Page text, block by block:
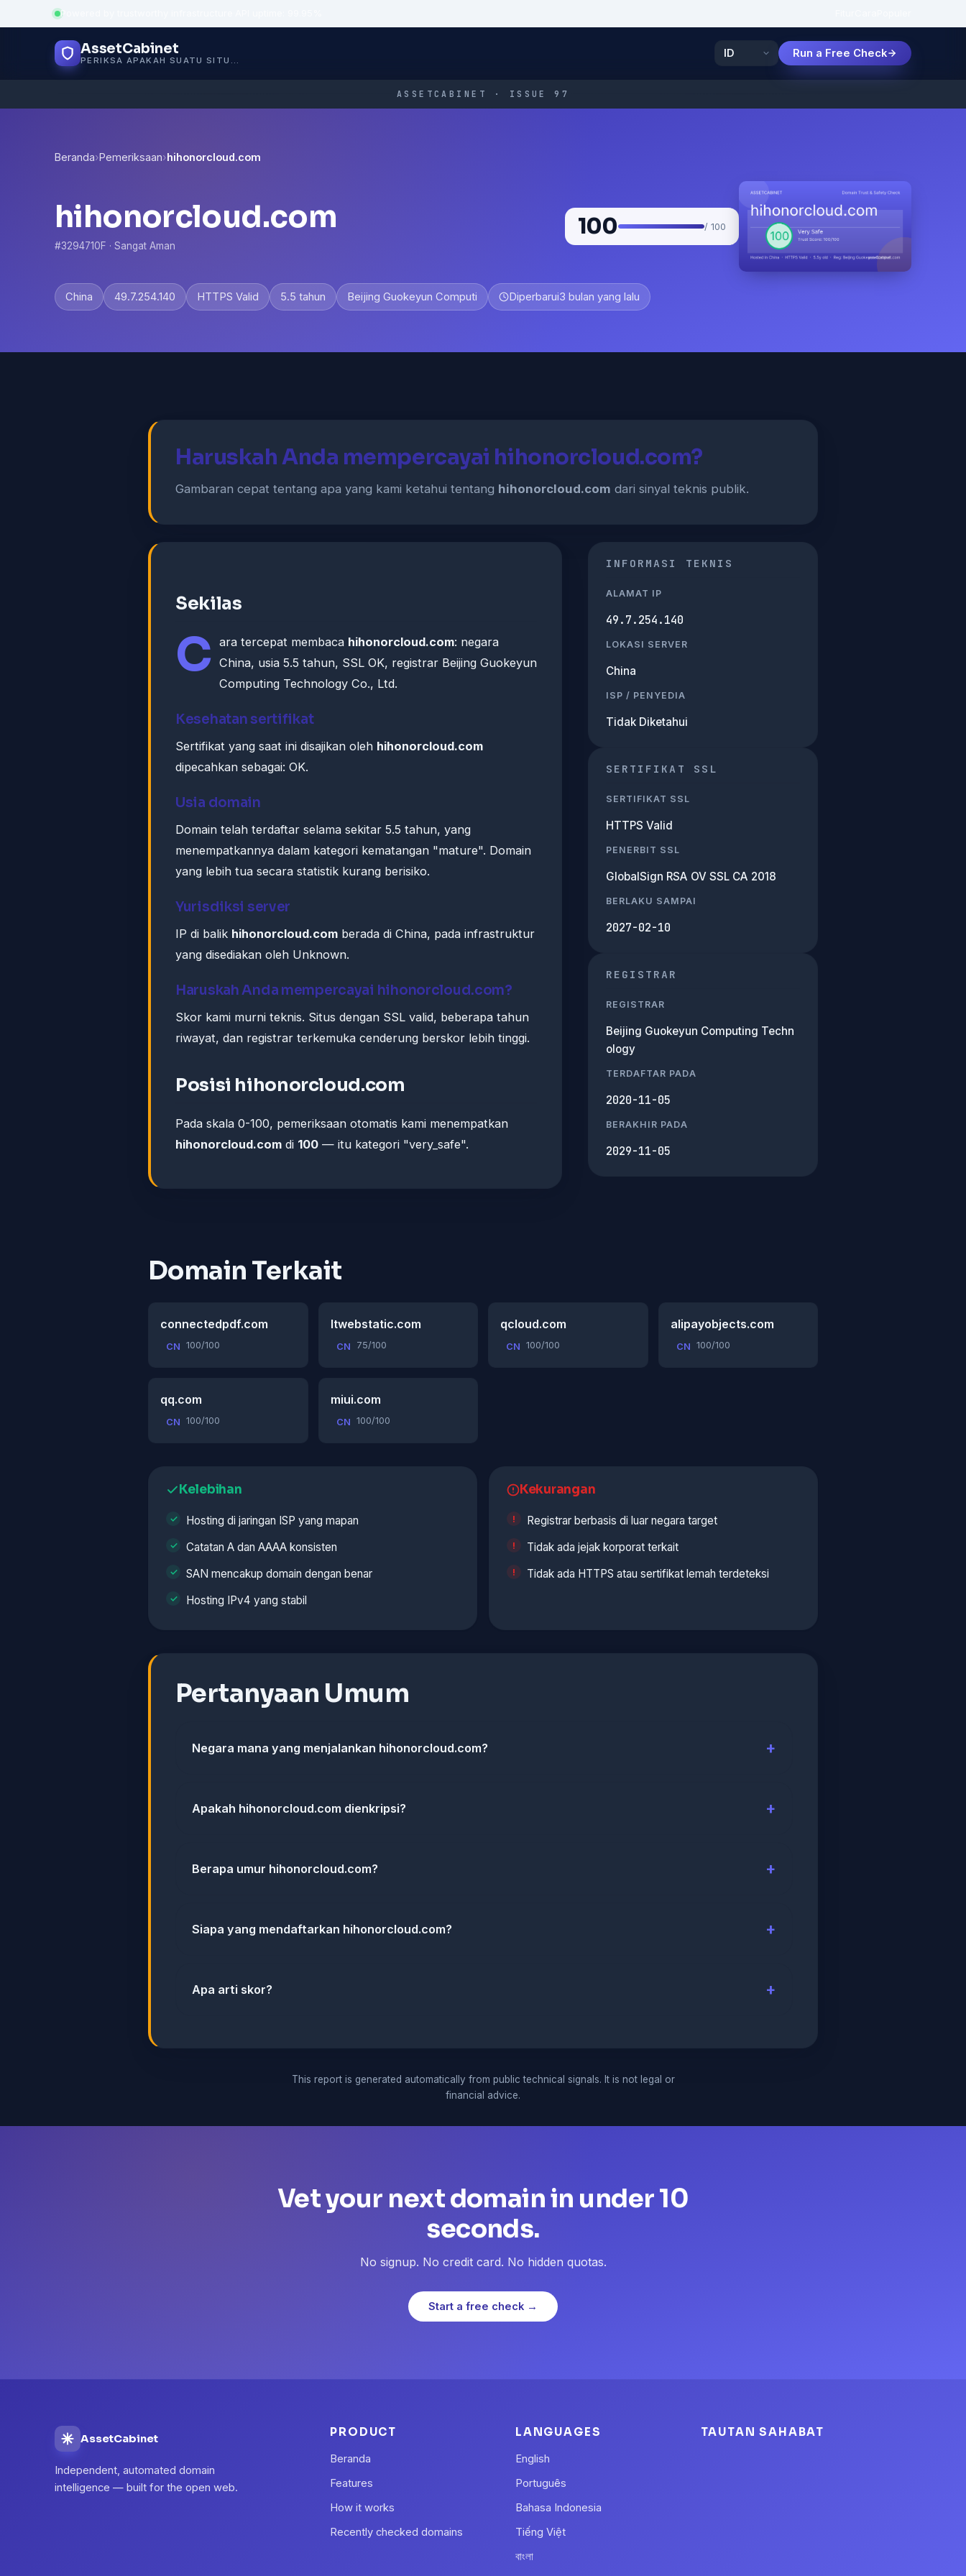
Powered by trustworthy infrastructure
AssetCabinet
PERIKSA APAKAH SUATU SITUS AMAN
Run a Free Check
ASSETCABINET · ISSUE 97
Beranda›Pemeriksaan›hihonorcloud.com
hihonorcloud.com
#3294710F · Sangat Aman
100 / 100
China 49.7.254.140 HTTPS Valid 5.5 tahun Beijing Guokeyun Computi Diperbarui3 bulan yang lalu
Haruskah Anda mempercayai hihonorcloud.com?
Gambaran cepat tentang apa yang kami ketahui tentang hihonorcloud.com dari sinyal teknis publik.
Sekilas
C ara tercepat membaca hihonorcloud.com: negara
China, usia 5.5 tahun, SSL OK, registrar Beijing Guokeyun
Computing Technology Co., Ltd.
Kesehatan sertifikat
Sertifikat yang saat ini disajikan oleh hihonorcloud.com
dipecahkan sebagai: OK.
Usia domain
Domain telah terdaftar selama sekitar 5.5 tahun, yang
menempatkannya dalam kategori kematangan "mature". Domain
yang lebih tua secara statistik kurang berisiko.
Yurisdiksi server
IP di balik hihonorcloud.com berada di China, pada infrastruktur
yang disediakan oleh Unknown.
Haruskah Anda mempercayai hihonorcloud.com?
Skor kami murni teknis. Situs dengan SSL valid, beberapa tahun
riwayat, dan registrar terkemuka cenderung berskor lebih tinggi.
Posisi hihonorcloud.com
Pada skala 0-100, pemeriksaan otomatis kami menempatkan
hihonorcloud.com di 100 — itu kategori "very_safe".
INFORMASI TEKNIS
ALAMAT IP
49.7.254.140
LOKASI SERVER
China
ISP / PENYEDIA
Tidak Diketahui
SERTIFIKAT SSL
SERTIFIKAT SSL
HTTPS Valid
PENERBIT SSL
GlobalSign RSA OV SSL CA 2018
BERLAKU SAMPAI
2027-02-10
REGISTRAR
REGISTRAR
Beijing Guokeyun Computing Techn
ology
TERDAFTAR PADA
2020-11-05
BERAKHIR PADA
2029-11-05
Domain Terkait
connectedpdf.com
CN 100/100
ltwebstatic.com
CN 75/100
qcloud.com
CN 100/100
alipayobjects.com
CN 100/100
qq.com
CN 100/100
miui.com
CN 100/100
Kelebihan
Hosting di jaringan ISP yang mapan
Catatan A dan AAAA konsisten
SAN mencakup domain dengan benar
Hosting IPv4 yang stabil
Kekurangan
Registrar berbasis di luar negara target
Tidak ada jejak korporat terkait
Tidak ada HTTPS atau sertifikat lemah terdeteksi
Pertanyaan Umum
Negara mana yang menjalankan hihonorcloud.com?
Apakah hihonorcloud.com dienkripsi?
Berapa umur hihonorcloud.com?
Siapa yang mendaftarkan hihonorcloud.com?
Apa arti skor?
This report is generated automatically from public technical signals. It is not legal or
financial advice.
Vet your next domain in under 10
seconds.
No signup. No credit card. No hidden quotas.
Start a free check →
AssetCabinet
Independent, automated domain
intelligence — built for the open web.
PRODUCT
Beranda
Features
How it works
Recently checked domains
LANGUAGES
English
Português
Bahasa Indonesia
Tiếng Việt
বাংলা
TAUTAN SAHABAT